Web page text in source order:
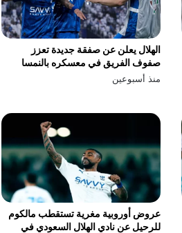
الهلال يعلن عن صفقة جديدة تعزز
صفوف الفريق في معسكره بالنمسا
منذ أسبوعين
عروض أوروبية مغرية تستقطب مالكوم
للرحيل عن نادي الهلال السعودي في